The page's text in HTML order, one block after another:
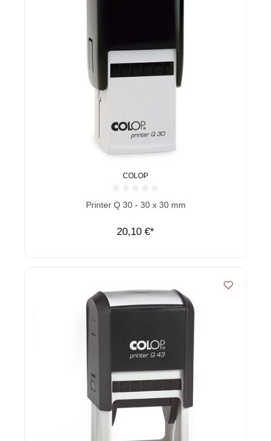
COLOP
Durchschnittliche Bewertung von 0 von 5 Sternen
Printer Q 30 - 30 x 30 mm
20,10 €*